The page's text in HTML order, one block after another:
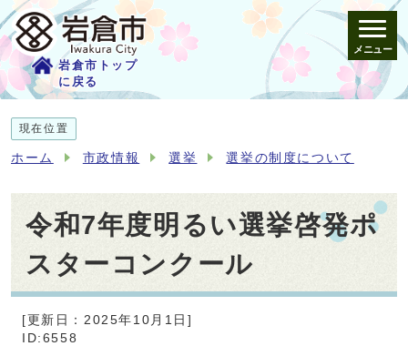
岩倉市トップ
に戻る
メニュー
現在位置
ホーム 市政情報 選挙 選挙の制度について
令和7年度明るい選挙啓発ポ
スターコンクール
[更新日：2025年10月1日]
ID:6558